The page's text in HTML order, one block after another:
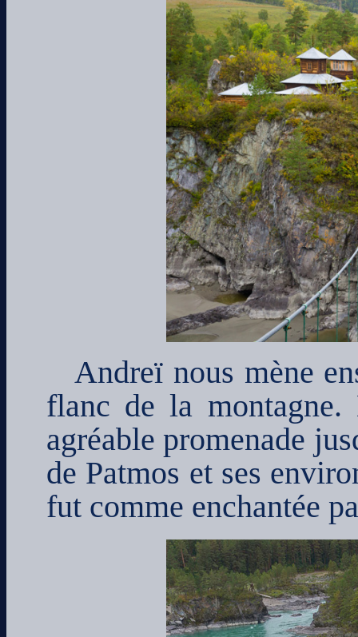
Andreï nous mène
flanc de la
agréable promenade
de Patmos et ses
fut comme enchantée